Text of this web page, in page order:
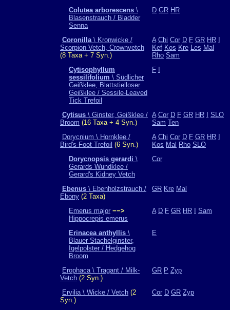
Colutea arborescens \
Blasenstrauch / Bladder
Senna
D GR HR
Coronilla\ Kronwicke /
Scorpion Vetch, Crownvetch
(8 Taxa + 7 Syn.)
A Chi Cor D F GR HR
Kef Kos Kre Les Mal
Rho Sam
Cytisophyllum
sessilifolium \ Südlicher
Geißklee, Blattstielloser
Geißklee / Sessile-Leaved
Tick Trefoil
F
Cytisus \ Ginster, Geißklee /
Broom (16 Taxa + 4 Syn.)
A Cor D F GR HR
SLO
Sam Ten
Dorycnium \ Hornklee /
Bird's-Foot Trefoil (6 Syn.)
A Chi Cor D F GR HR
Kos Mal Rho SLO
Dorycnopsis gerardi \
Gerards Wundklee /
Gerard's Kidney Vetch
Cor
Ebenus \ Ebenholzstrauch /
Ebony (2 Taxa)
GR Kre Mal
Emerus major −−>
Hippocrepis emerus
A D F GR HR Sam
Erinacea anthyllis \
Blauer Stachelginster,
Igelpolster / Hedgehog
Broom
E
Erophaca \ Tragant / Milk-
Vetch (2 Syn.)
GR P Zyp
Ervilia \ Wicke / Vetch (2
Syn.)
Cor D GR Zyp